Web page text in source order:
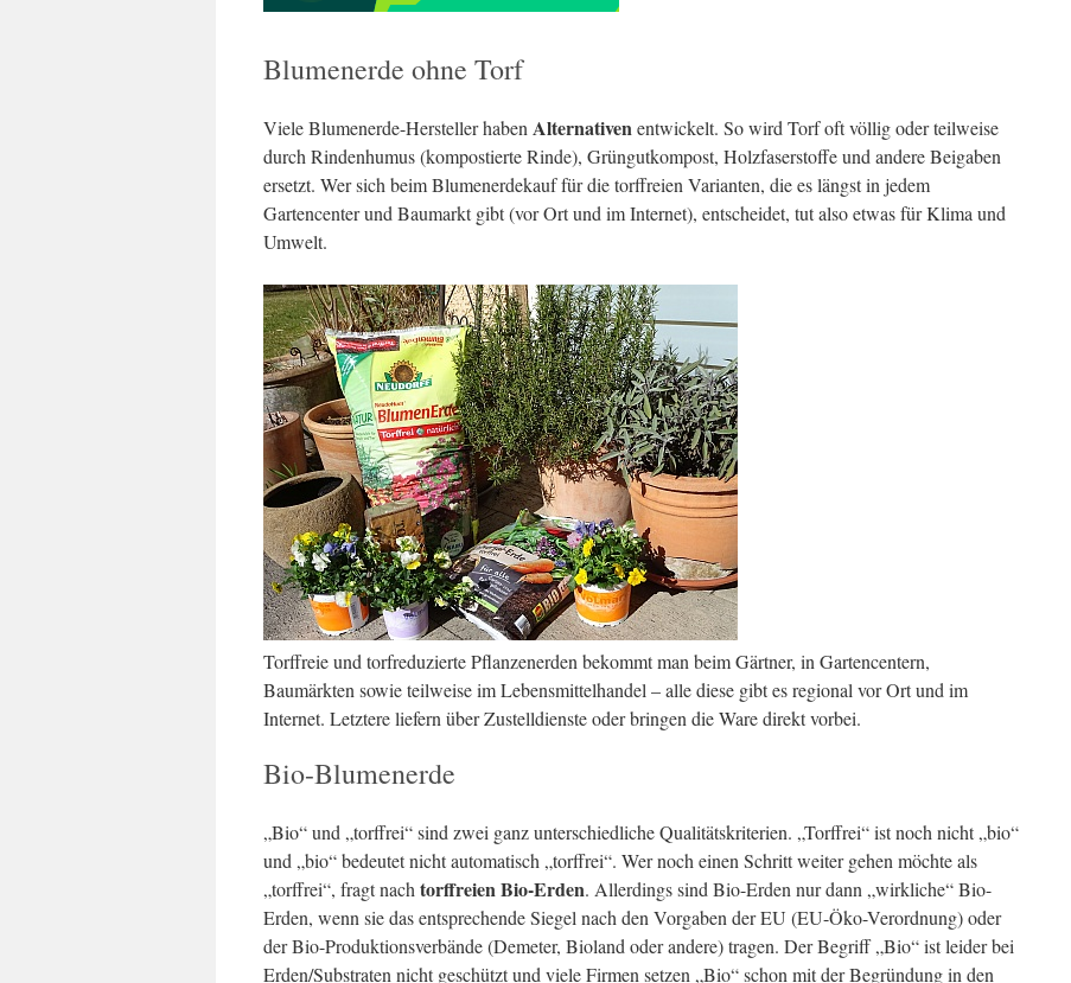
Blumenerde ohne Torf
Viele Blumenerde-Hersteller haben Alternativen entwickelt. So wird Torf oft völlig oder teilweise
durch Rindenhumus (kompostierte Rinde), Grüngutkompost, Holzfaserstoffe und andere Beigaben
ersetzt. Wer sich beim Blumenerdekauf für die torffreien Varianten, die es längst in jedem
Gartencenter und Baumarkt gibt (vor Ort und im Internet), entscheidet, tut also etwas für Klima und
Umwelt.
Torffreie und torfreduzierte Pflanzenerden bekommt man beim Gärtner, in Gartencentern,
Baumärkten sowie teilweise im Lebensmittelhandel – alle diese gibt es regional vor Ort und im
Internet. Letztere liefern über Zustelldienste oder bringen die Ware direkt vorbei.
Bio-Blumenerde
„Bio“ und „torffrei“ sind zwei ganz unterschiedliche Qualitätskriterien. „Torffrei“ ist noch nicht „bio“
und „bio“ bedeutet nicht automatisch „torffrei“. Wer noch einen Schritt weiter gehen möchte als
„torffrei“, fragt nach torffreien Bio-Erden. Allerdings sind Bio-Erden nur dann „wirkliche“ Bio-
Erden, wenn sie das entsprechende Siegel nach den Vorgaben der EU (EU-Öko-Verordnung) oder
der Bio-Produktionsverbände (Demeter, Bioland oder andere) tragen. Der Begriff „Bio“ ist leider bei
Erden/Substraten nicht geschützt und viele Firmen setzen „Bio“ schon mit der Begründung in den